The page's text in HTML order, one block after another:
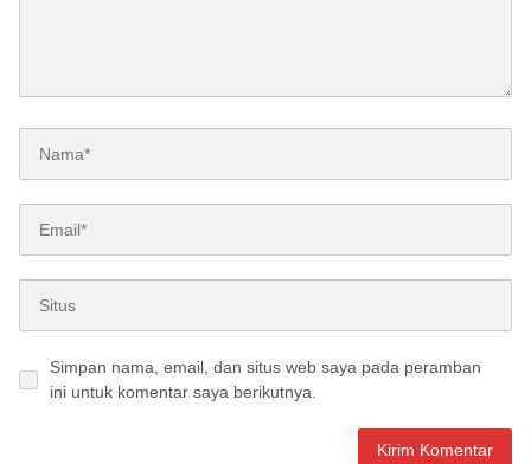
Simpan nama, email, dan situs web saya pada peramban
ini untuk komentar saya berikutnya.